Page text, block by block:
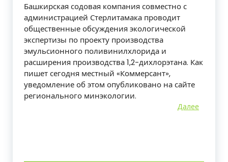
Башкирская содовая компания совместно с
администрацией Стерлитамака проводит
общественные обсуждения экологической
экспертизы по проекту производства
эмульсионного поливинилхлорида и
расширения производства 1,2-дихлорэтана. Как
пишет сегодня местный «Коммерсант»,
уведомление об этом опубликовано на сайте
регионального минэкологии.
Далее